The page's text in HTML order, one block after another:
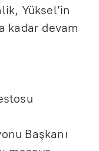
Yüksel’in
kadar devam
Başkanı